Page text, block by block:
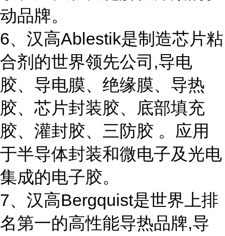
动品牌。
6、汉高Ablestik是制造芯片粘
合剂的世界领先公司,导电
胶、导电膜、绝缘膜、导热
胶、芯片封装胶、底部填充
胶、灌封胶、三防胶 。应用
于半导体封装和微电子及光电
集成的电子胶。
7、汉高Bergquist是世界上排
名第一的高性能导热品牌,导